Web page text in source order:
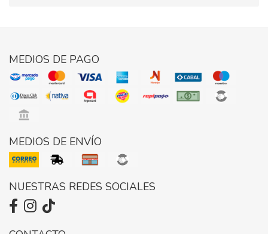
MEDIOS DE PAGO
MEDIOS DE ENVÍO
NUESTRAS REDES SOCIALES